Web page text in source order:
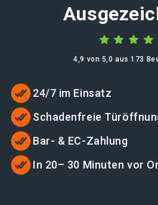
4,9 von 5,0 aus 173
24/7 im Einsatz
Schadenfreie
Bar- & EC-Zahlung
In 20– 30 Minuten vor